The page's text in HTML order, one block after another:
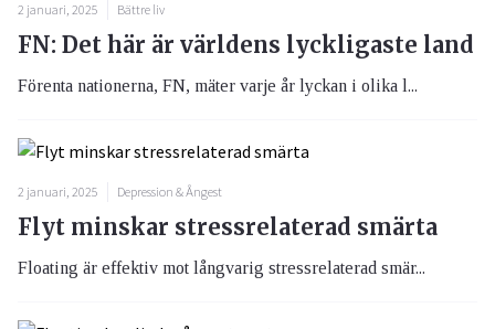
2 januari, 2025 Bättre liv
FN: Det här är världens lyckligaste land
Förenta nationerna, FN, mäter varje år lyckan i olika l...
2 januari, 2025 Depression & Ångest
Flyt minskar stressrelaterad smärta
Floating är effektiv mot långvarig stressrelaterad smär...